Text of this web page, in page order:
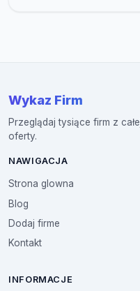
Wykaz Firm
Przeglądaj tysiące firm z
oferty.
NAWIGACJA
Strona glowna
Blog
Dodaj firme
Kontakt
INFORMACJE